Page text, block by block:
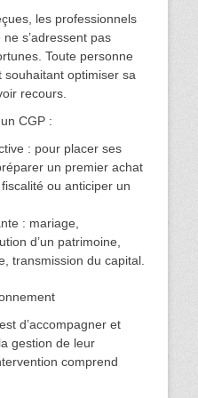
les professionnels
s’adressent pas
Toute personne
souhaitant optimiser sa
recours.
CGP :
: pour placer ses
un premier achat
ou anticiper un
: mariage,
d’un patrimoine,
transmission du capital.
d’accompagner et
gestion de leur
comprend